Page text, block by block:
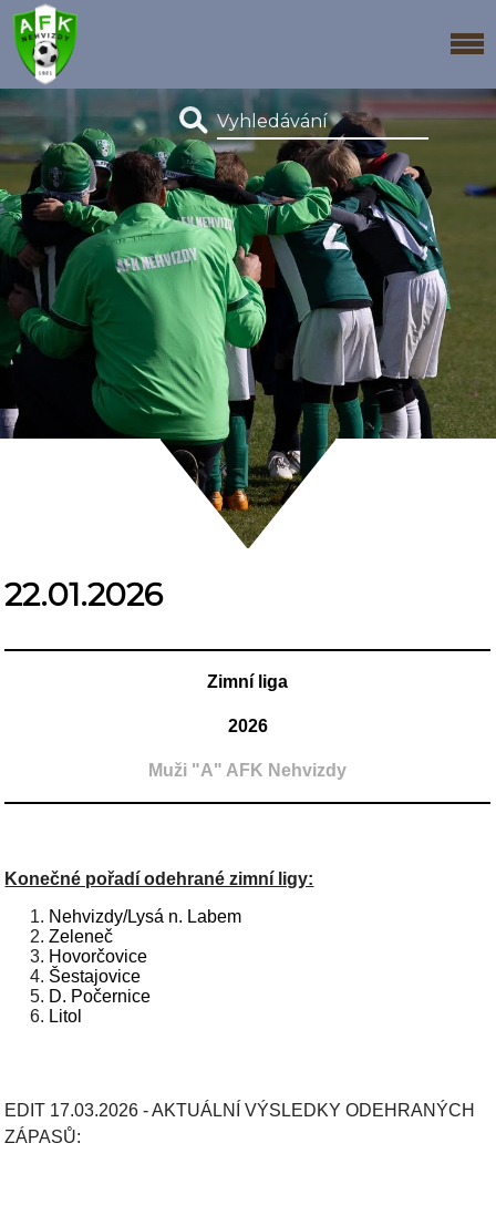
22.01.2026
Zimní liga
2026
Muži "A" AFK Nehvizdy
Konečné pořadí odehrané zimní ligy:
Nehvizdy/Lysá n. Labem
Zeleneč
Hovorčovice
Šestajovice
D. Počernice
Litol
EDIT 17.03.2026 - AKTUÁLNÍ VÝSLEDKY ODEHRANÝCH
ZÁPASŮ: